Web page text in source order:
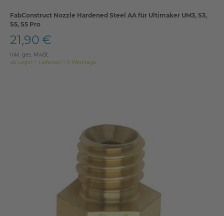
FabConstruct Nozzle Hardened Steel AA für Ultimaker UM3, S3,
S5, S5 Pro
21,90 €
inkl. ges. MwSt.
ab Lager > Lieferzeit 1-3 Werktage